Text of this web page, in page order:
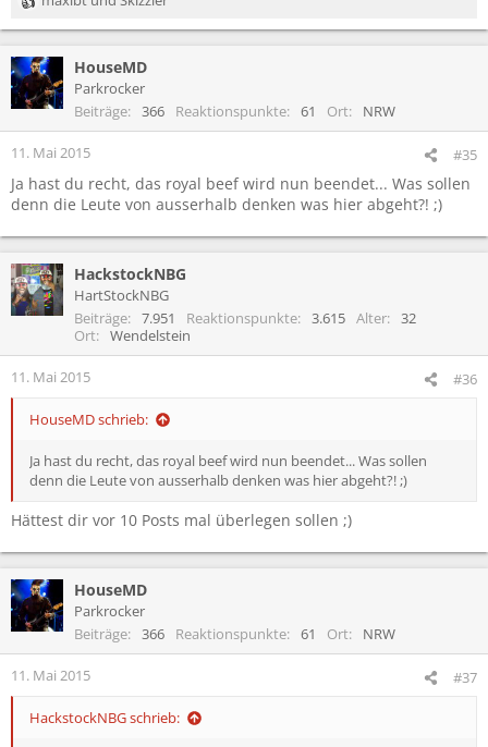
R
e
k
t
i
n
n
:
HouseMD
Parkrocker
Beiträge
366 Reaktionspunkte 61 Ort NRW
11. Mai 2015 #35
Ja hast du recht, das royal beef wird nun beendet... Was sollen
denn die Leute von ausserhalb denken was hier abgeht?! ;)
HackstockNBG
HartStockNBG
Beiträge
7.951 Reaktionspunkte 3.615 Alter
32
Ort
Wendelstein
11. Mai 2015 #36
HouseMD schrieb:
Ja hast du recht, das royal beef wird nun beendet... Was sollen
denn die Leute von ausserhalb denken was hier abgeht?! ;)
Hättest dir vor 10 Posts mal überlegen sollen ;)
HouseMD
Parkrocker
Beiträge
366 Reaktionspunkte 61 Ort NRW
11. Mai 2015 #37
HackstockNBG schrieb: